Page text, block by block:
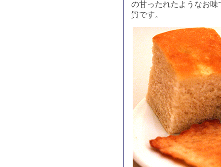
の甘ったれたようなお
質です。